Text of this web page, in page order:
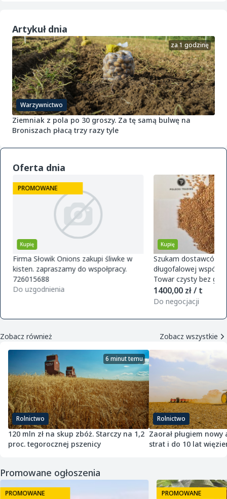
Artykuł dnia
Warzywnictwo
za 1 godzinę
Ziemniak z pola po 30 groszy. Za tę samą bulwę na
Broniszach płacą trzy razy tyle
Oferta dnia
Kupię
PROMOWANE
Firma Słowik Onions zakupi śliwke w
kisten. zapraszamy do wspołpracy.
726015688
Do uzgodnienia
Kupię
Szukam dostawców
długofalowej
Towar czysty bez
magazynu w Polsce.
zamówie
1400,00 zł / t
Do negocjacji
Zobacz również Zobacz wszystkie
Rolnictwo
6 minut temu
120 mln zł na skup zbóż. Starczy na 1,2
proc. tegorocznej pszenicy
Rolnictwo
Zaorał pługiem nowy
strat i do 10 lat
Promowane ogłoszenia
PROMOWANE PROMOWANE